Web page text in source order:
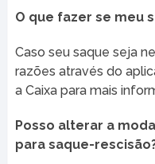
O que fazer se meu
Caso seu saque seja
razões através do
a Caixa para mais
Posso alterar a
para saque-